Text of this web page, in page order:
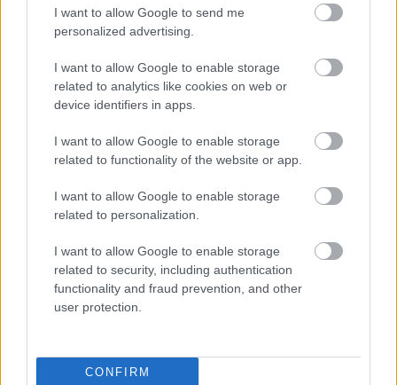
I want to allow Google to send me
personalized advertising.
I want to allow Google to enable storage
related to analytics like cookies on web or
device identifiers in apps.
I want to allow Google to enable storage
related to functionality of the website or app.
I want to allow Google to enable storage
related to personalization.
I want to allow Google to enable storage
related to security, including authentication
functionality and fraud prevention, and other
user protection.
CONFIRM
Hogy mik a jó ételek menopauza
éveiben számos negatívummal jár! A